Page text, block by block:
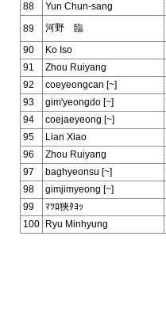
88
Yun Chun-sang
89
河野 臨
90
Ko Iso
91
Zhou Ruiyang
92
coeyeongcan [~]
93
gim'yeongdo [~]
94
coejaeyeong [~]
95
Lian Xiao
96
Zhou Ruiyang
97
baghyeonsu [~]
98
gimjimyeong [~]
99
ﾏﾂﾛ狹ﾀﾖｯ
100
Ryu Minhyung